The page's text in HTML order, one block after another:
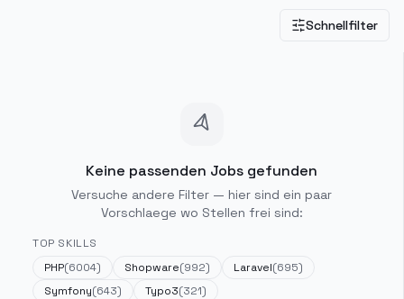
Schnellfilter
Keine passenden Jobs gefunden
Versuche andere Filter — hier sind ein paar
Vorschlaege wo Stellen frei sind:
TOP SKILLS
PHP(6004) Shopware(992) Laravel(695)
Symfony(643) Typo3(321)